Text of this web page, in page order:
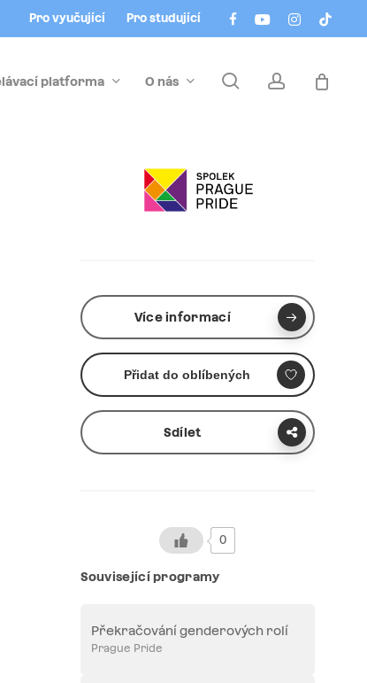
facebookyoutubeinstagram
tiktok
Pro vyučující Pro studující
platforma O nás searchaccount
Více informací
Přidat do oblíbených
Sdílet
0
Související programy
Překračování genderových rolí
Prague Pride
Menu